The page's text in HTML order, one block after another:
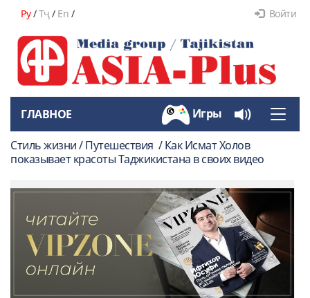
Ру/Тҷ/ En / Войти
Toggle
ГЛАВНОЕ Игры
Стиль жизни / Путешествия / Как Исмат Холов
показывает красоты Таджикистана в своих видео